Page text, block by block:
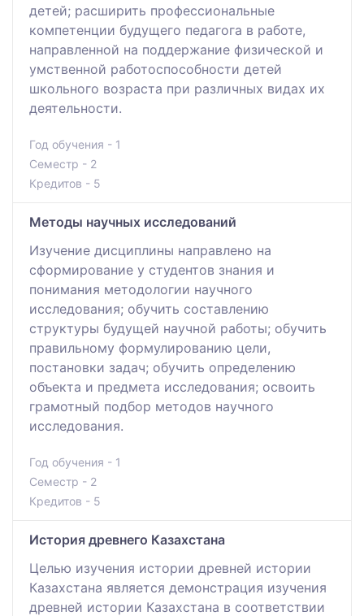
детей; расширить профессиональные
компетенции будущего педагога в работе,
направленной на поддержание физической и
умственной работоспособности детей
школьного возраста при различных видах их
деятельности.
Год обучения - 1
Семестр - 2
Кредитов - 5
Методы научных исследований
Изучение дисциплины направлено на
сформирование у студентов знания и
понимания методологии научного
исследования; обучить составлению
структуры будущей научной работы; обучить
правильному формулированию цели,
постановки задач; обучить определению
объекта и предмета исследования; освоить
грамотный подбор методов научного
исследования.
Год обучения - 1
Семестр - 2
Кредитов - 5
История древнего Казахстана
Целью изучения истории древней истории
Казахстана является демонстрация изучения
древней истории Казахстана в соответствии